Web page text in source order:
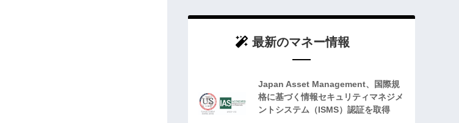
最新のマネー情報
Japan Asset Management、国際規
格に基づく情報セキュリティマネジメ
ントシステム（ISMS）認証を取得